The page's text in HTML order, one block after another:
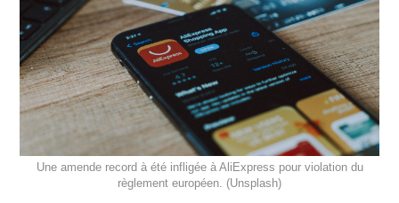
Une amende record à été infligée à AliExpress pour violation du
règlement européen. (Unsplash)